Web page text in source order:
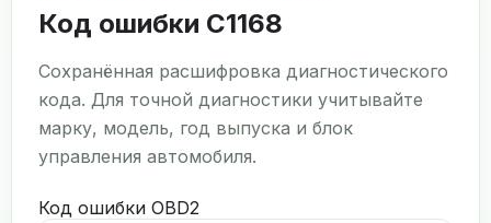
Код ошибки C1168
Сохранённая расшифровка диагностического
кода. Для точной диагностики учитывайте
марку, модель, год выпуска и блок
управления автомобиля.
Код ошибки OBD2